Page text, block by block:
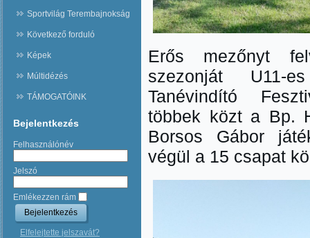
Sportvilág Terembajnokság
Következő forduló
Képek
Múltidézés
TÁMOGATÓINK
Bejelentkezés
Felhasználónév
Jelszó
Emlékezzen rám
Elfelejtette jelszavát?
Erős mezőnyt
szezonját U11-
Tanévindító
többek közt a Bp.
Borsos Gábor
végül a 15 csapat